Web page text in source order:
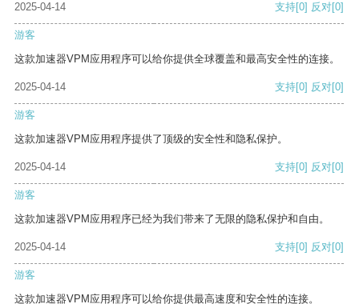
2025-04-14 支持[0] 反对[0]
游客
这款加速器VPM应用程序可以给你提供全球覆盖和最高安全性的连接。
2025-04-14 支持[0] 反对[0]
游客
这款加速器VPM应用程序提供了顶级的安全性和隐私保护。
2025-04-14 支持[0] 反对[0]
游客
这款加速器VPM应用程序已经为我们带来了无限的隐私保护和自由。
2025-04-14 支持[0] 反对[0]
游客
这款加速器VPM应用程序可以给你提供最高速度和安全性的连接。